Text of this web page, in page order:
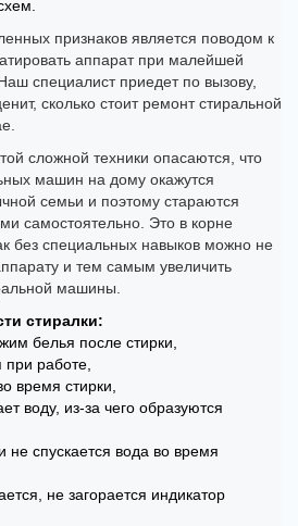
признаков является поводом к
аппарат при малейшей
специалист приедет по вызову,
сколько стоит ремонт стиральной
сложной техники опасаются, что
машин на дому окажутся
семьи и поэтому стараются
самостоятельно. Это в корне
без специальных навыков можно не
и тем самым увеличить
машины.
стиралки:
белья после стирки,
работе,
время стирки,
воду, из-за чего образуются
не спускается вода во время
не загорается индикатор